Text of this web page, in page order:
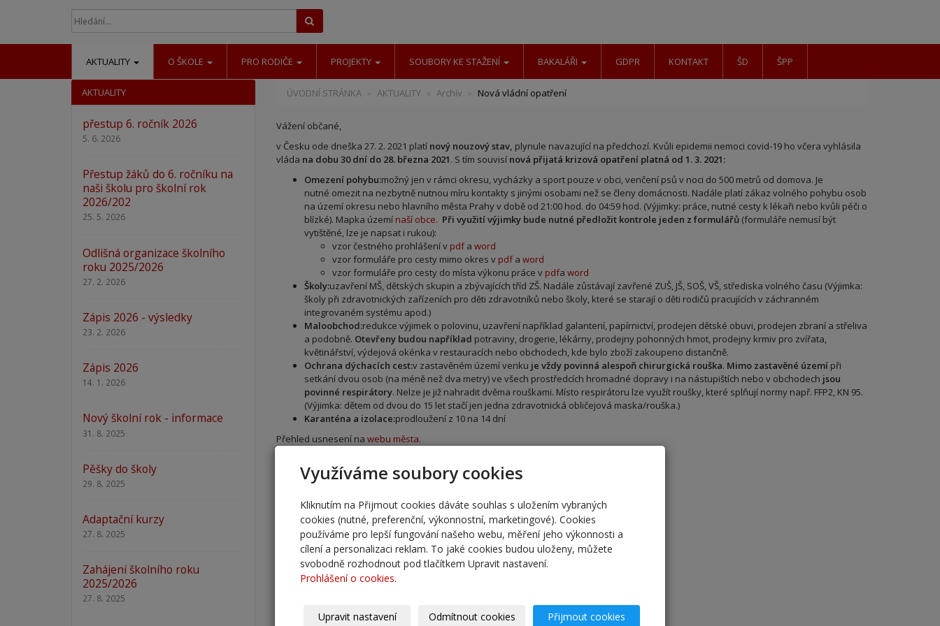
AKTUALITY O ŠKOLE PRO RODIČE PROJEKTY SOUBORY KE STAŽENÍ BAKALÁŘI GDPR KONTAKT ŠD ŠPP
ÚVODNÍ STRÁNKA AKTUALITY Archív Nová vládní opatření
Vážení občané,
v Česku ode dneška 27. 2. 2021 platí nový nouzový stav, plynule navazující na předchozí. Kvůli epidemii nemoci covid-19 ho včera vyhlásila
vláda na dobu 30 dní do 28. března 2021. S tím souvisí nová přijatá krizová opatření platná od 1. 3. 2021:
Omezení pohybu:možný jen v rámci okresu, vycházky a sport pouze v obci, venčení psů v noci do 500 metrů od domova. Je
nutné omezit na nezbytně nutnou míru kontakty s jinými osobami než se členy domácnosti. Nadále platí zákaz volného pohybu osob
na území okresu nebo hlavního města Prahy v době od 21:00 hod. do 04:59 hod. (Výjimky: práce, nutné cesty k lékaři nebo kvůli péči o
blízké). Mapka území naší obce. Při využití výjimky bude nutné předložit kontrole jeden z formulářů (formuláře nemusí být
vytištěné, lze je napsat i rukou):
vzor čestného prohlášení v pdf a word
vzor formuláře pro cesty mimo okres v pdf a word
vzor formuláře pro cesty do místa výkonu práce v pdfa word
Školy:uzavření MŠ, dětských skupin a zbývajících tříd ZŠ. Nadále zůstávají zavřené ZUŠ, JŠ, SOŠ, VŠ, střediska volného času (Výjimka:
školy při zdravotnických zařízeních pro děti zdravotníků nebo školy, které se starají o děti rodičů pracujících v záchranném
integrovaném systému apod.)
Maloobchod:redukce výjimek o polovinu, uzavření například galanterií, papírnictví, prodejen dětské obuvi, prodejen zbraní a střeliva
a podobně. Otevřeny budou například potraviny, drogerie, lékárny, prodejny pohonných hmot, prodejny krmiv pro zvířata,
květinářství, výdejová okénka v restauracích nebo obchodech, kde bylo zboží zakoupeno distančně.
Ochrana dýchacích cest:v zastavěném území venku je vždy povinná alespoň chirurgická rouška. Mimo zastavěné území při
setkání dvou osob (na méně než dva metry) ve všech prostředcích hromadné dopravy i na nástupištích nebo v obchodech jsou
povinné respirátory. Nelze je již nahradit dvěma rouškami. Místo respirátoru lze využít roušky, které splňují normy např. FFP2, KN 95.
(Výjimka: dětem od dvou do 15 let stačí jen jedna zdravotnická obličejová maska/rouška.)
Karanténa a izolace:prodloužení z 10 na 14 dní
Přehled usnesení na webu města.
S pozdravem
Petra Ištvániková
Kancelář vedení města
PR manažerka
Město Český Brod
náměstí Husovo 70
282 01 Český Brod
AKTUALITY
přestup 6. ročník 2026
5. 6. 2026
Přestup žáků do 6. ročníku na
naši školu pro školní rok
2026/202
25. 5. 2026
Odlišná organizace školního
roku 2025/2026
27. 2. 2026
Zápis 2026 - výsledky
23. 2. 2026
Zápis 2026
14. 1. 2026
Nový školní rok - informace
31. 8. 2025
Pěšky do školy
29. 8. 2025
Adaptační kurzy
27. 8. 2025
Zahájení školního roku
2025/2026
27. 8. 2025
Využíváme soubory cookies
Kliknutím na Přijmout cookies dáváte souhlas s uložením vybraných
cookies (nutné, preferenční, výkonnostní, marketingové). Cookies
používáme pro lepší fungování našeho webu, měření jeho výkonnosti a
cílení a personalizaci reklam. To jaké cookies budou uloženy, můžete
svobodně rozhodnout pod tlačítkem Upravit nastavení.
Prohlášení o cookies.
Upravit nastavení Odmítnout cookies Přijmout cookies